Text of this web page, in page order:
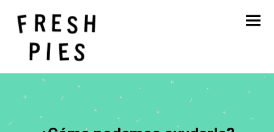
Inicio
Acerca de
Qué hacemos
Nuestro trabajo